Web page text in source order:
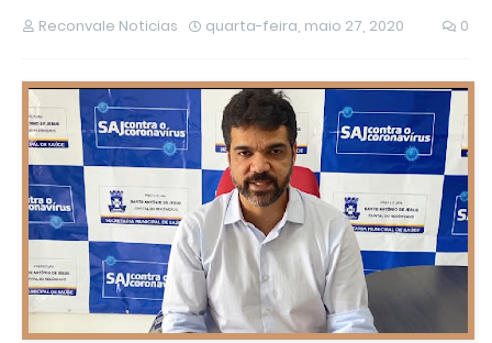
Reconvale Noticias quarta-feira, maio 27, 2020 0